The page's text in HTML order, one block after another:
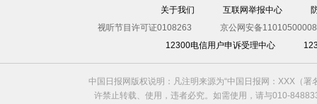
关于我们 互联网举报中心
视听节目许可证0108263
京公网安备
12300电信用户申诉受理中心
中国日报网版权说明：凡注明来源为“中国日报网：XXX（
许禁止转载、使用，违者必究。如需使用，请与010-